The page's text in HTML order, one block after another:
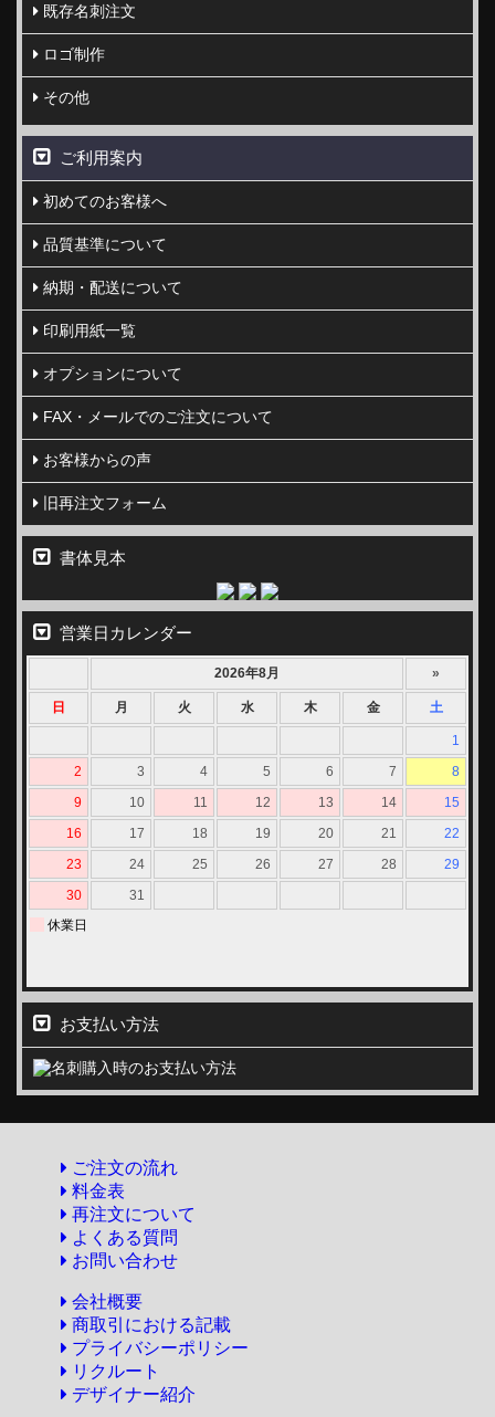
既存名刺注文
ロゴ制作
その他
ご利用案内
初めてのお客様へ
品質基準について
納期・配送について
印刷用紙一覧
オプションについて
FAX・メールでのご注文について
お客様からの声
旧再注文フォーム
書体見本
営業日カレンダー
お支払い方法
ご注文の流れ
料金表
再注文について
よくある質問
お問い合わせ
会社概要
商取引における記載
プライバシーポリシー
リクルート
デザイナー紹介